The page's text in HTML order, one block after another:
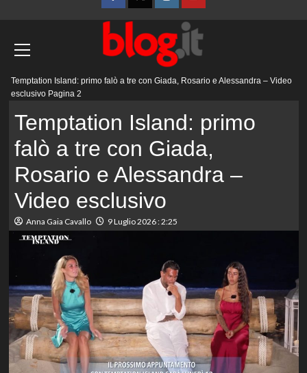
FacebookTwitterInstagramYouTube
principale
Temptation Island: primo falò a tre con Giada, Rosario e Alessandra – Video
esclusivo Pagina 2
Temptation Island: primo
falò a tre con Giada,
Rosario e Alessandra –
Video esclusivo
Anna Gaia Cavallo 9 Luglio 2026 : 2:25